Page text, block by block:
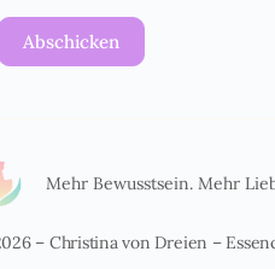
e
Abschicken
Mehr Bewusstsein. Mehr
– Christina von Dreien –